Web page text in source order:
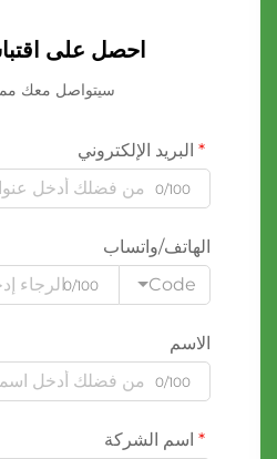
احصل على
سيتواصل معك
البريد الإلكتروني
0/100
الهاتف/واتساب
Code
0/100
الاسم
0/100
اسم الشركة